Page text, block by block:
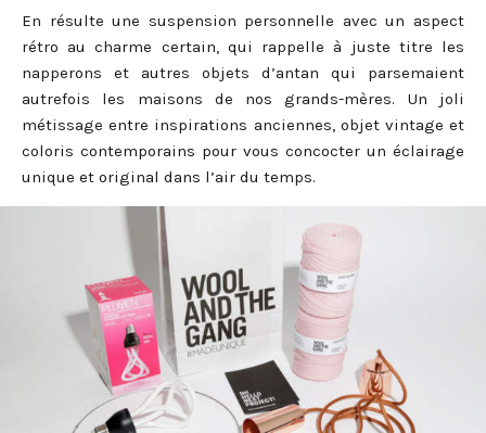
En résulte une suspension personnelle avec un aspect
rétro au charme certain, qui rappelle à juste titre les
napperons et autres objets d’antan qui parsemaient
autrefois les maisons de nos grands-mères. Un joli
métissage entre inspirations anciennes, objet vintage et
coloris contemporains pour vous concocter un éclairage
unique et original dans l’air du temps.